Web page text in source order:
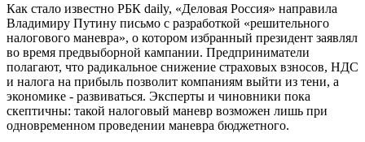
Как стало известно РБК daily, «Деловая Россия» направила
Владимиру Путину письмо с разработкой «решительного
налогового маневра», о котором избранный президент заявлял
во время предвыборной кампании. Предприниматели
полагают, что радикальное снижение страховых взносов, НДС
и налога на прибыль позволит компаниям выйти из тени, а
экономике - развиваться. Эксперты и чиновники пока
скептичны: такой налоговый маневр возможен лишь при
одновременном проведении маневра бюджетного.